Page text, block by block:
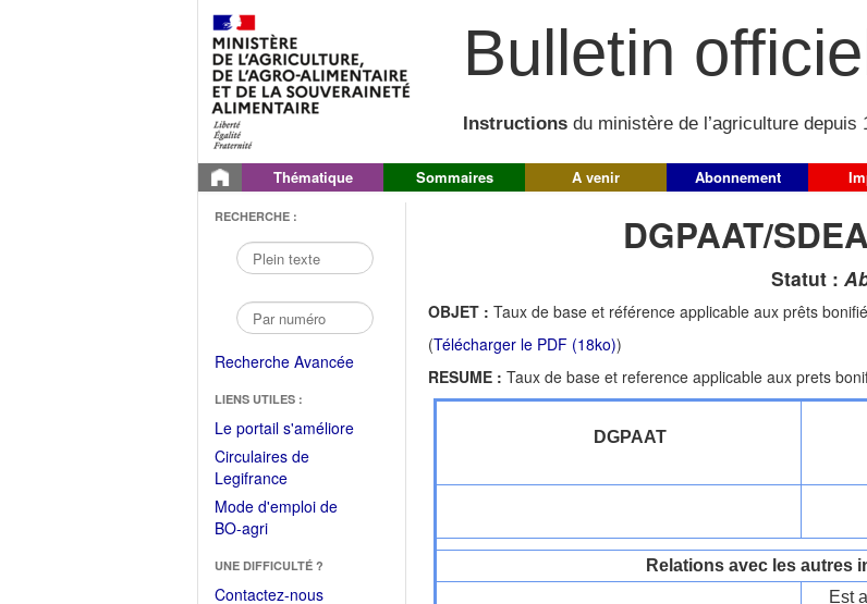
Bulletin
Instructions du ministère de l’agriculture depuis
Thématique Sommaires A venir Abonnement
RECHERCHE :
Recherche Avancée
LIENS UTILES :
Le portail s'améliore(Fichier
Circulaires de
Legifrance(Ouvrir
dans
une
fenêtre)
Mode d'emploi de
BO-agri(Ouvrir
une
nouvelle
UNE DIFFICULTÉ ?
Contactez-nous
DGPAAT/
Statut :
OBJET : Taux de base et référence applicable aux prêts
(Télécharger le PDF (18ko))
RESUME : Taux de base et reference applicable aux prets
DGPAAT
Relations avec les autres
Est